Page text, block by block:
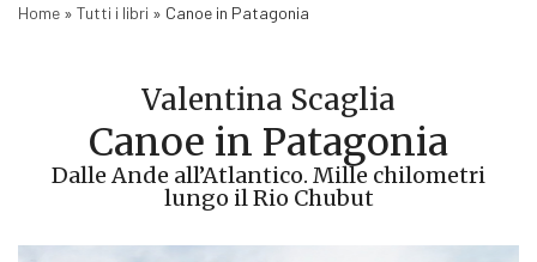
Home » Tutti i libri » Canoe in Patagonia
Valentina Scaglia
Canoe in Patagonia
Dalle Ande all’Atlantico. Mille chilometri
lungo il Rio Chubut